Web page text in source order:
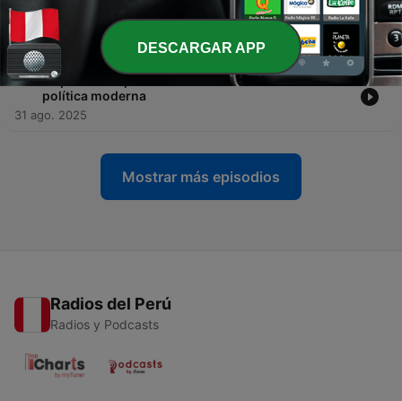
19 - 🎙️ Episodio especial – El Arte de la Guerra en el cine
y la literatura
31 ago. 2025
18 - 🎙️ Episodio especial - El Arte de la Guerra en la
política moderna
31 ago. 2025
Mostrar más episodios
Radios del Perú
Radios y Podcasts
DESCARGAR APP